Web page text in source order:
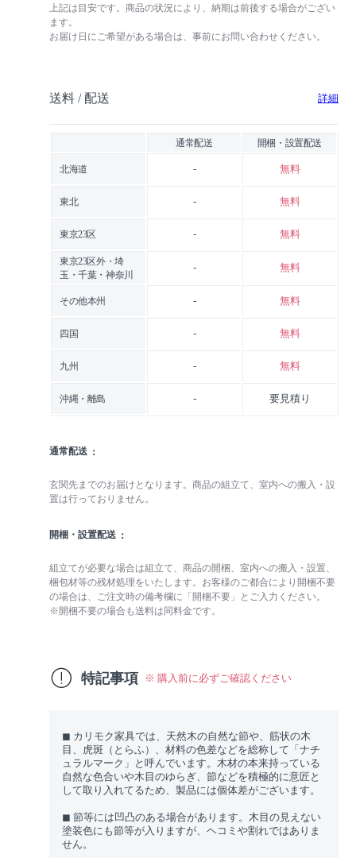
上記は目安です。商品の状況により、納期は前後する場合がござい
ます。
お届け日にご希望がある場合は、事前にお問い合わせください。
送料 / 配送 詳細
通常配送 開梱・設置配送
北海道 - 無料
東北 - 無料
東京23区 - 無料
東京23区外・埼
玉・千葉・神奈川
- 無料
その他本州 - 無料
四国 - 無料
九州 - 無料
沖縄・離島 - 要見積り
通常配送
玄関先までのお届けとなります。商品の組立て、室内への搬入・設
置は行っておりません。
開梱・設置配送
組立てが必要な場合は組立て、商品の開梱、室内への搬入・設置、
梱包材等の残材処理をいたします。お客様のご都合により開梱不要
の場合は、ご注文時の備考欄に「開梱不要」とご入力ください。
※開梱不要の場合も送料は同料金です。
特記事項 ※ 購入前に必ずご確認ください
◼︎ カリモク家具では、天然木の自然な節や、筋状の木
目、虎斑（とらふ）、材料の色差などを総称して「ナチ
ュラルマーク」と呼んでいます。木材の本来持っている
自然な色合いや木目のゆらぎ、節などを積極的に意匠と
して取り入れてるため、製品には個体差がございます。
◼︎ 節等には凹凸のある場合があります。木目の見えない
塗装色にも節等が入りますが、ヘコミや割れではありま
せん。